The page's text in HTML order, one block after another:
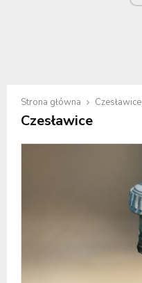
Strona główna Czesławice
Czesławice